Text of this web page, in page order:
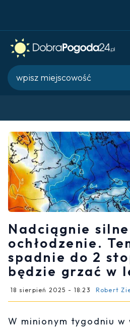
Nadciągnie silne
ochłodzenie.
spadnie do 2
będzie grzać w
18 sierpień 2025 - 18:23 Robert
W minionym tygodniu w